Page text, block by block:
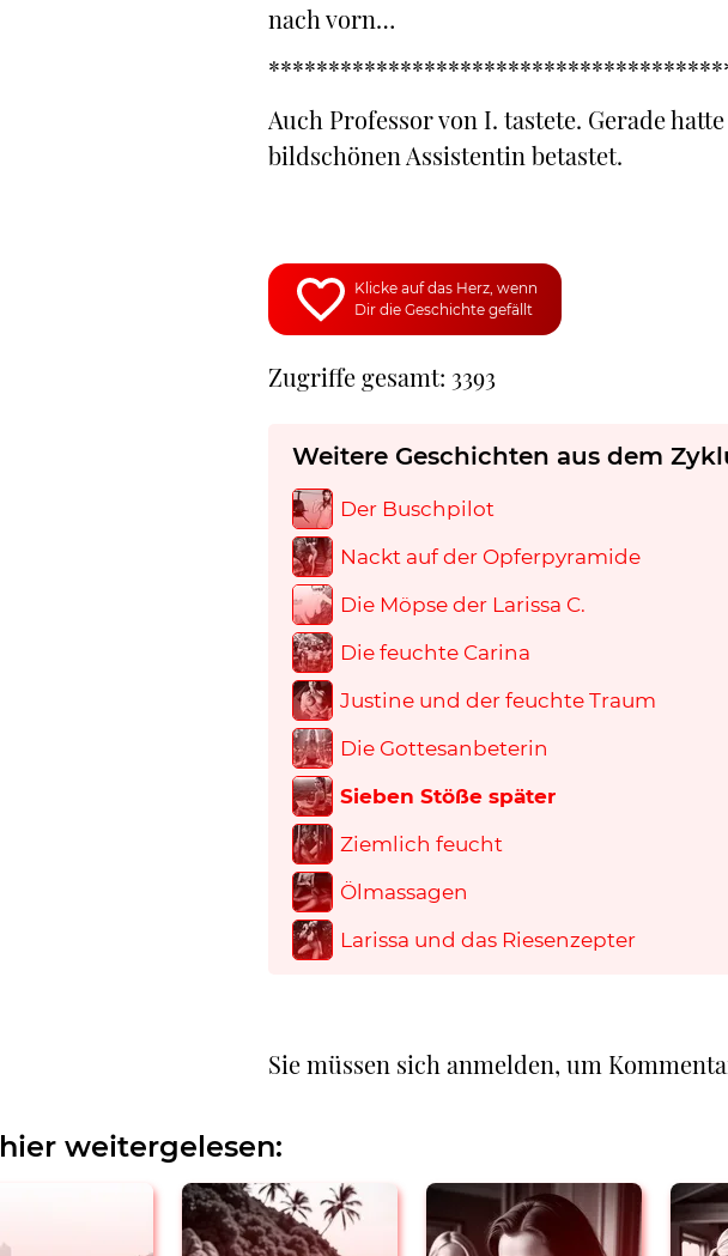
nach vorn…
Auch Professor von I. tastete. Gerade
bildschönen Assistentin betastet.
Klicke auf das Herz, wenn
Dir die Geschichte gefällt
Zugriffe gesamt: 3393
Weitere Geschichten aus dem
Der Buschpilot
Nackt auf der Opferpyramide
Die Möpse der Larissa C.
Die feuchte Carina
Justine und der feuchte Traum
Die Gottesanbeterin
Sieben Stöße später
Ziemlich feucht
Ölmassagen
Larissa und das Riesenzepter
Sie müssen sich anmelden, um
weitergelesen: